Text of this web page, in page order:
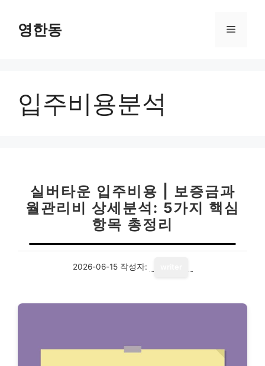
영한동 메
입주비용분석
실버타운 입주비용 | 보증금과
월관리비 상세분석: 5가지 핵심
항목 총정리
2026-06-15 작성자: